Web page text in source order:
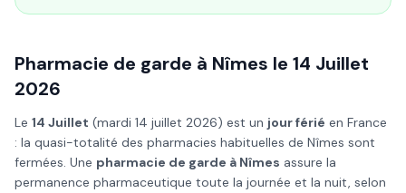
Pharmacie de garde à Nîmes le 14 Juillet
2026
Le 14 Juillet (mardi 14 juillet 2026) est un jour férié en France
: la quasi-totalité des pharmacies habituelles de Nîmes sont
fermées. Une pharmacie de garde à Nîmes assure la
permanence pharmaceutique toute la journée et la nuit, selon